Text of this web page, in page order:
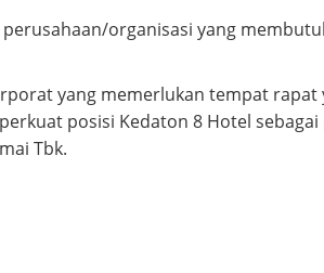
organisasi yang
yang memerlukan tempat rapat
posisi Kedaton 8 Hotel
Tbk.